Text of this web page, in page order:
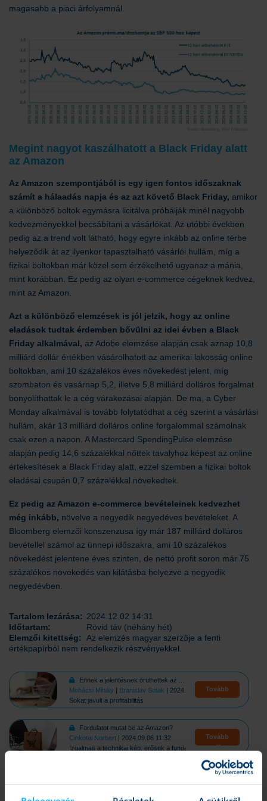
magasabb a piaci árfolyamnál.
Megint nagyot kaszálhatott a Black Friday alatt
az Amazon
Az Amazon szempontjából is egy igen fontos időszaknak
számít a hálaadás napja és az azt követő Black Friday, amikor
a különböző boltok egymásra licitálva próbálják minél nagyobb
kedvezményekkel becsábítani a vásárlókat. Az utóbbi években
pedig az a trend volt látható, hogy egyre inkább az online térbe
helyeződik át az ilyenkor tapasztalható vásárlói hullám, míg a
fizikai boltokban már közel sem érzékelhető ugyanaz a mánia,
mint korábban. Ez pedig az olyan e-commerce cégeknek kedvez,
mint az Amazon.
Azt a különböző elemzések is jól jelzik, hogy az online
eladások tudtak érdemben bővülni az idei évben a Black
Friday alkalmával, az Adobe elemzése alapján csak aznap 10,8
milliárd dollár értékben vásárolhatott az amerikai lakosság online
boltokban, ami 10 százalékos éves növekedést jelent, míg
szombaton és vasárnap 5,2, illetve 5,8 milliárd dolláros forgalmat
bonyolíthattak le a cég várakozásai alapján. De ma, a Cyber
Monday alkalmával is tovább folytatódhat a cég szerint a vásárlási
hullám, akár 13 milliárd dolláros online forgalommal számolnak
csak ezen a napon. A Mastercard SpendingPulse elemzése
alapján pedig 14,6 százalékkal nőttek tavalyhoz képest az online
értékesítések a Black Friday alatt, ezzel szemben a fizikai boltok
eladásai csupán 0,7 százalékkal növekedtek.
Ez pedig az Amazon e-commerce bevételeinek kedvezhet
még inkább, növelve a negyedik negyedéves bevételeket. A
Bloomberg elemzői konszenzusa így már 187 milliárd dolláros
bevétellel számol az ünnepi időszakra, ami 10 százalékos
növekedést jelentene éves szinten, de nettó profit soron már 75
százalékos növekedés van kilátásba helyezve a negyedik
negyedévben.
Tartalom lezárása: 2024.12.02 14:31
Időtartam:
Rövid táv (néhány hét)
Elemzői kitettség:
Az elemzés magyar szerzője a fenti
értékpapírból nem rendelkezik részvényekkel.
Ennek a jelentésnek örülhettek az Amazon befektetői
Mohácsi Mihály | Branislav Sotak | 2024.11.04 15:13
Sokat javult a profitabilitás
Tovább
Fordulatot mutat be az Amazon?
Cinkotai Norbert | 2024.09.06 11:32
Izgalmas a technikai kép, erősek a fundamentumok
Tovább
Varga Dániel | 2024.06.18 14:20
Még lendületet gyűjt a részvény
Tovább